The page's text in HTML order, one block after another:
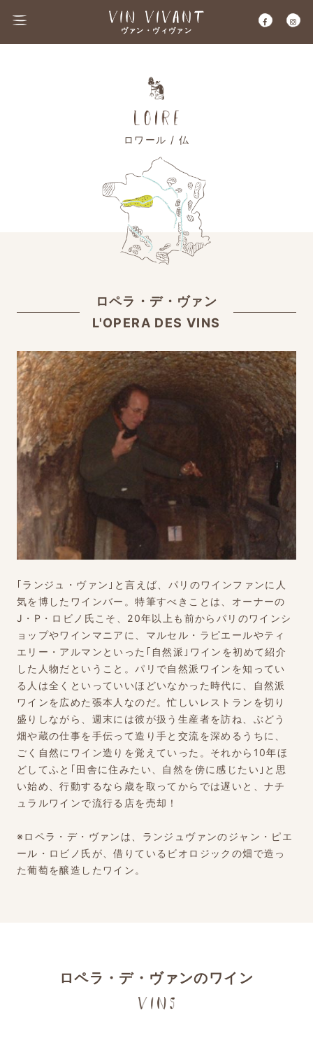
ヴァン・ヴィヴァン
ロワール / 仏
ロペラ・デ・ヴァン
L'OPERA DES VINS
｢ランジュ・ヴァン｣と言えば、パリのワインファンに人
気を博したワインバー。特筆すべきことは、オーナーの
J・P・ロビノ氏こそ、20年以上も前からパリのワインシ
ョップやワインマニアに、マルセル・ラピエールやティ
エリー・アルマンといった｢自然派｣ワインを初めて紹介
した人物だということ。パリで自然派ワインを知ってい
る人は全くといっていいほどいなかった時代に、自然派
ワインを広めた張本人なのだ。忙しいレストランを切り
盛りしながら、週末には彼が扱う生産者を訪ね、ぶどう
畑や蔵の仕事を手伝って造り手と交流を深めるうちに、
ごく自然にワイン造りを覚えていった。それから10年ほ
どしてふと｢田舎に住みたい、自然を傍に感じたい｣と思
い始め、行動するなら歳を取ってからでは遅いと、ナチ
ュラルワインで流行る店を売却！
※ロペラ・デ・ヴァンは、ランジュヴァンのジャン・ピエ
ール・ロビノ氏が、借りているビオロジックの畑で造っ
た葡萄を醸造したワイン。
ロペラ・デ・ヴァンのワイン